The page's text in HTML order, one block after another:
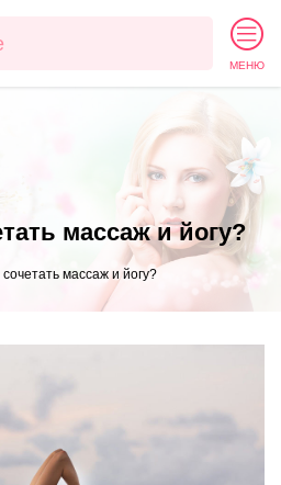
МЕНЮ
массаж и йогу?
массаж и йогу?